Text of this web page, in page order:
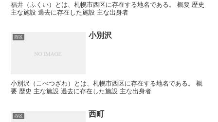
福井（ふくい）とは、札幌市西区に存在する地名である。 概要 歴史
主な施設 過去に存在した施設 主な出身者
西区 小別沢
小別沢（こべつざわ）とは、札幌市西区に存在する地名である。 概
要 歴史 主な施設 過去に存在した施設 主な出身者
西区 西町